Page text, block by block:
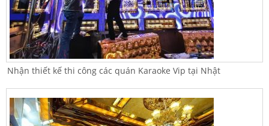
Nhận thiết kế thi công các quán Karaoke Vip tại Nhật